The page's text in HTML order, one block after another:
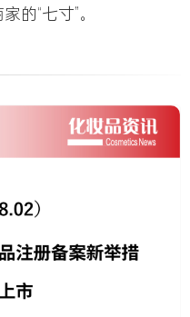
的“七寸”。